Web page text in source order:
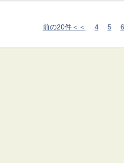
前の20件＜＜ 4 5 6